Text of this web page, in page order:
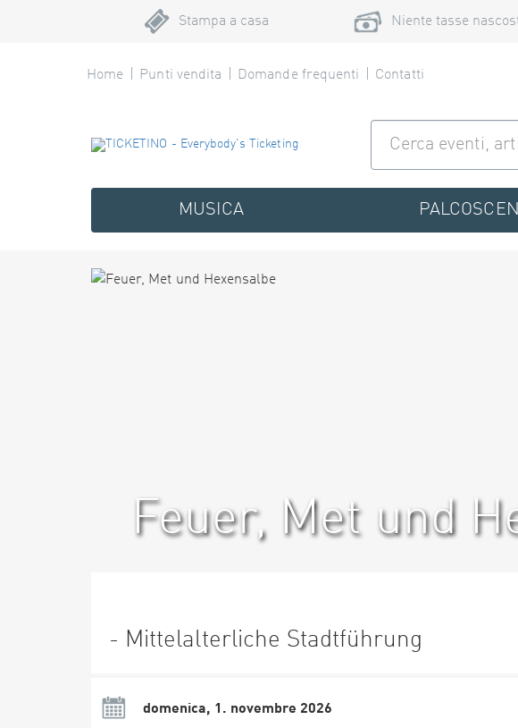
Stampa a casa Niente tasse
Home Punti vendita Domande frequenti Contatti
MUSICA
Feuer, Met und
- Mittelalterliche Stadtführung
domenica, 1. novembre 2026